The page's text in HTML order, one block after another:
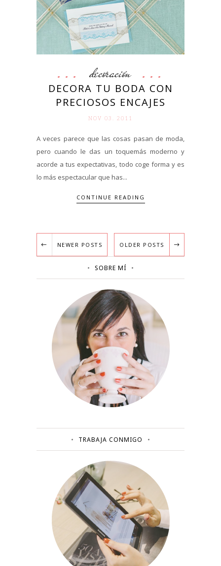
decoración
DECORA TU BODA CON
PRECIOSOS ENCAJES
NOV 03. 2011
A veces parece que las cosas pasan de moda,
pero cuando le das un toquemás moderno y
acorde a tus expectativas, todo coge forma y es
lo más espectacular que has...
CONTINUE READING
NEWER POSTS OLDER POSTS
SOBRE MÍ
TRABAJA CONMIGO